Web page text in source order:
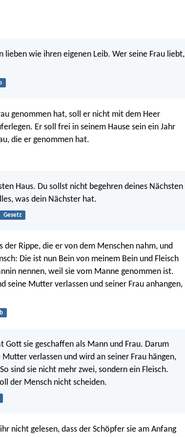
lieben wie ihren eigenen Leib. Wer seine Frau liebt,
genommen hat, soll er nicht mit dem Heer
Er soll frei in seinem Hause sein ein Jahr
die er genommen hat.
Haus. Du sollst nicht begehren deines Nächsten
was dein Nächster hat.
Gesetz
der Rippe, die er von dem Menschen nahm, und
Die ist nun Bein von meinem Bein und Fleisch
nennen, weil sie vom Manne genommen ist.
seine Mutter verlassen und seiner Frau anhangen,
Gott sie geschaffen als Mann und Frau. Darum
verlassen und wird an seiner Frau hängen,
sind sie nicht mehr zwei, sondern ein Fleisch.
der Mensch nicht scheiden.
nicht gelesen, dass der Schöpfer sie am Anfang